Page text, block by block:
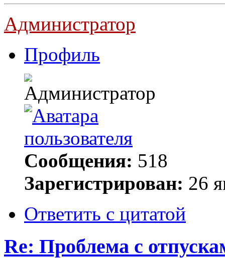
Администратор
Профиль
Сообщения: 518
Зарегистрирован: 26
Ответить с цитатой
Re: Проблема с